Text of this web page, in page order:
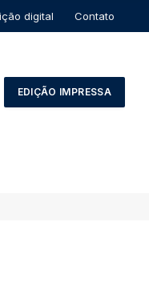
digital Contato
EDIÇÃO IMPRESSA